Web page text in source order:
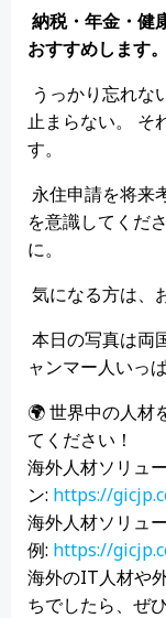
納税・年金・健
おすすめします。
うっかり忘れな
止まらない。 そ
す。
永住申請を将来
を意識してくだ
に。
気になる方は、
本日の写真は両
ャンマー人いっ
🌍 世界中の人材
てください！
海外人材ソリュ
ン: https://
海外人材ソリュ
例: https://
海外のIT人材や
ちでしたら、ぜ